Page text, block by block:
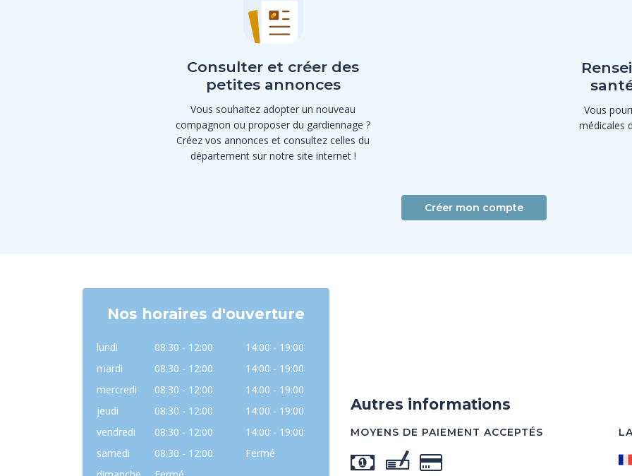
Consulter et créer des
petites annonces
Vous souhaitez adopter un nouveau
compagnon ou proposer du gardiennage ?
Créez vos annonces et consultez celles du
département sur notre site internet !
Vous
médicales
Créer mon compte
Nos horaires d'ouverture
lundi 08:30 - 12:00
14:00 - 19:00
mardi
08:30 - 12:00
14:00 - 19:00
mercredi
08:30 - 12:00
14:00 - 19:00
jeudi
08:30 - 12:00
14:00 - 19:00
vendredi
08:30 - 12:00
14:00 - 19:00
samedi
08:30 - 12:00
Fermé
Autres informations
MOYENS DE PAIEMENT ACCEPTÉS